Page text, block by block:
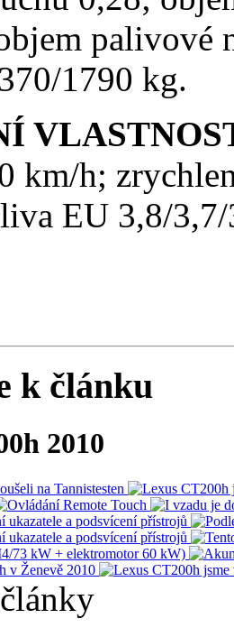
palivové
1790 kg.
km/h;
EU 3,8/
k článku
2010